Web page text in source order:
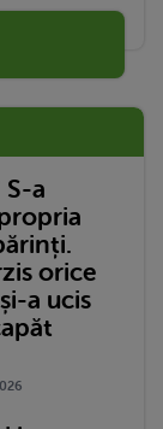
a
orice
a ucis